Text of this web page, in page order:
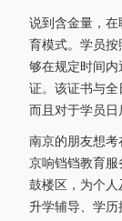
说到含金量，
育模式。学员
够在规定时间内
证。该证书与全
而且对于学员日
南京的朋友想
京响铛铛教育
鼓楼区，为个
升学辅导、学